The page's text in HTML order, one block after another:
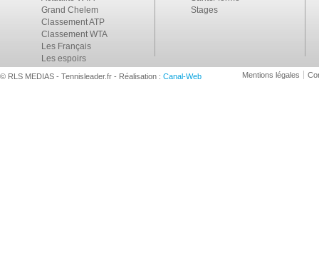
Grand Chelem
Classement ATP
Classement WTA
Les Français
Les espoirs
Stages
© RLS MEDIAS - Tennisleader.fr - Réalisation : Canal-Web Mentions légales